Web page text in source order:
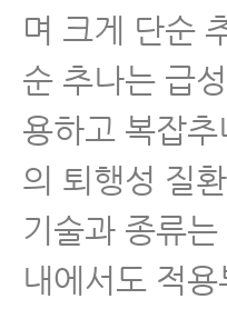
며 크게 단순
순 추나는 급
용하고 복잡
의 퇴행성 질
기술과 종류
내에서도 적